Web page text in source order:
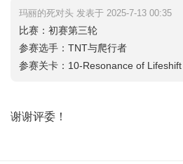
玛丽的死对头 发表于 2025-7-13 00:35
比赛：初赛第三轮
参赛选手：TNT与爬行者
参赛关卡：10-Resonance of Lifeshift
谢谢评委！